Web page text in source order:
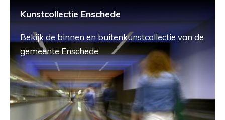
Kunstcollectie Enschede
Bekijk de binnen en buitenkunstcollectie van de
gemeente Enschede